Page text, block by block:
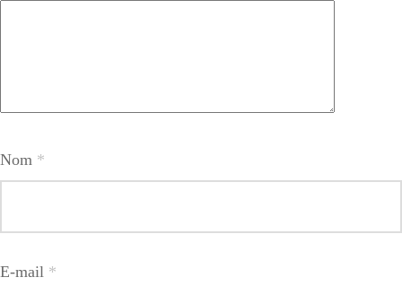
Nom *
E-mail *